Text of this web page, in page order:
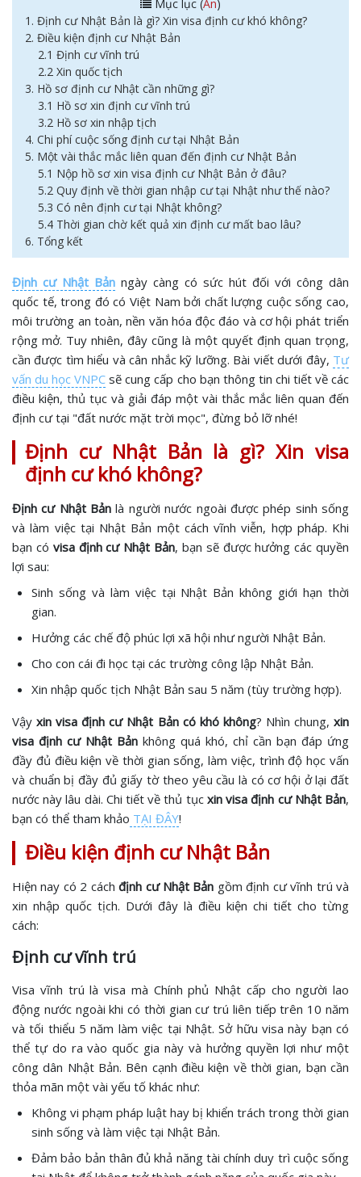
Mục lục (Ẩn)
1. Định cư Nhật Bản là gì? Xin visa định cư khó không?
2. Điều kiện định cư Nhật Bản
2.1 Định cư vĩnh trú
2.2 Xin quốc tịch
3. Hồ sơ định cư Nhật cần những gì?
3.1 Hồ sơ xin định cư vĩnh trú
3.2 Hồ sơ xin nhập tịch
4. Chi phí cuộc sống định cư tại Nhật Bản
5. Một vài thắc mắc liên quan đến định cư Nhật Bản
5.1 Nộp hồ sơ xin visa định cư Nhật Bản ở đâu?
5.2 Quy định về thời gian nhập cư tại Nhật như thế nào?
5.3 Có nên định cư tại Nhật không?
5.4 Thời gian chờ kết quả xin định cư mất bao lâu?
6. Tổng kết
Định cư Nhật Bản ngày càng có sức hút đối với công dân
quốc tế, trong đó có Việt Nam bởi chất lượng cuộc sống cao,
môi trường an toàn, nền văn hóa độc đáo và cơ hội phát triển
rộng mở. Tuy nhiên, đây cũng là một quyết định quan trọng,
cần được tìm hiểu và cân nhắc kỹ lưỡng. Bài viết dưới đây, Tư
vấn du học VNPC sẽ cung cấp cho bạn thông tin chi tiết về các
điều kiện, thủ tục và giải đáp một vài thắc mắc liên quan đến
định cư tại "đất nước mặt trời mọc", đừng bỏ lỡ nhé!
Định cư Nhật Bản là gì? Xin visa
định cư khó không?
Định cư Nhật Bản là người nước ngoài được phép sinh sống
và làm việc tại Nhật Bản một cách vĩnh viễn, hợp pháp. Khi
bạn có visa định cư Nhật Bản, bạn sẽ được hưởng các quyền
lợi sau:
Sinh sống và làm việc tại Nhật Bản không giới hạn thời
gian.
Hưởng các chế độ phúc lợi xã hội như người Nhật Bản.
Cho con cái đi học tại các trường công lập Nhật Bản.
Xin nhập quốc tịch Nhật Bản sau 5 năm (tùy trường hợp).
Vậyxin visa định cư Nhật Bản có khó không? Nhìn chung, xin
visa định cư Nhật Bản không quá khó, chỉ cần bạn đáp ứng
đầy đủ điều kiện về thời gian sống, làm việc, trình độ học vấn
và chuẩn bị đầy đủ giấy tờ theo yêu cầu là có cơ hội ở lại đất
nước này lâu dài. Chi tiết về thủ tục xin visa định cư Nhật Bản,
bạn có thể tham khảo TẠI ĐÂY!
Điều kiện định cư Nhật Bản
Hiện nay có 2 cáchđịnh cư Nhật Bản gồm định cư vĩnh trú và
xin nhập quốc tịch. Dưới đây là điều kiện chi tiết cho từng
cách:
Định cư vĩnh trú
Visa vĩnh trú là visa mà Chính phủ Nhật cấp cho người lao
động nước ngoài khi có thời gian cư trú liên tiếp trên 10 năm
và tối thiểu 5 năm làm việc tại Nhật. Sở hữu visa này bạn có
thể tự do ra vào quốc gia này và hưởng quyền lợi như một
công dân Nhật Bản. Bên cạnh điều kiện về thời gian, bạn cần
thỏa mãn một vài yếu tố khác như:
Không vi phạm pháp luật hay bị khiển trách trong thời gian
sinh sống và làm việc tại Nhật Bản.
Đảm bảo bản thân đủ khả năng tài chính duy trì cuộc sống